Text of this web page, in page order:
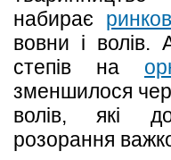
набирає
вовни і волів.
степів на
зменшилося
волів, які
розорання